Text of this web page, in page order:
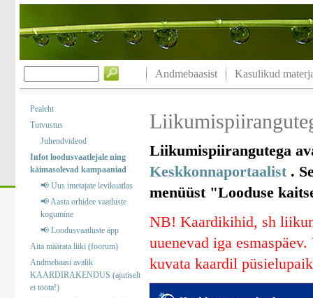
Andmebaasist Kasulikud
Pealeht
Tutvustus
Juhendvideod
Infot loodusvaatlejale ning
käimasolevad kampaaniad
📢 Uus imetajate levikuatlas
📢 Aasta orhidee vaatluste
kogumine
📢 Loodusvaatluste äpp
Aita määrata liiki (foorum)
Andmebaasi avalik
KAARDIRAKENDUS (ajutiselt
ei tööta!)
Liikumispiirangutega
Keskkonnaportaalist.
menüüst "Looduse
NB! Kaardikihid, sh
uuenevad iga
kuvata kaardil